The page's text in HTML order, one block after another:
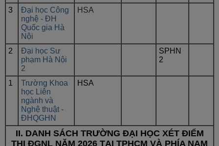
3
Đại học Công
nghệ - ĐH
Quốc gia Hà
Nội
HSA
2
Đại học Sư
phạm Hà Nội
2
SPHN
2
1
Trường Khoa
học Liên
ngành và
Nghệ thuật -
ĐHQGHN
HSA
II. DANH SÁCH TRƯỜNG ĐẠI HỌC XÉT ĐIỂM
THI ĐGNL NĂM 2026 TẠI TPHCM VÀ PHÍA NAM